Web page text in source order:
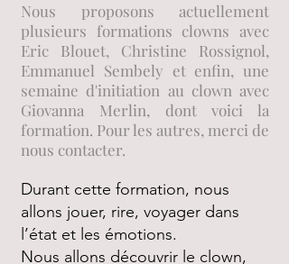
Nous proposons actuellement
plusieurs formations clowns avec
Eric Blouet, Christine Rossignol,
Emmanuel Sembely et enfin, une
semaine d'initiation au clown avec
Giovanna Merlin, dont voici la
formation. Pour les autres, merci de
nous contacter.
Durant cette formation, nous
allons jouer, rire, voyager dans
l’état et les émotions.
Nous allons découvrir le clown,